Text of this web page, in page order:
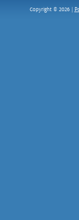
Copyright © 2026 |